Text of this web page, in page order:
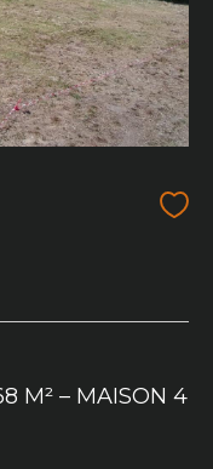
M² – MAISON 4